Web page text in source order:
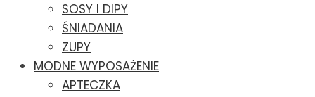
SOSY I DIPY
ŚNIADANIA
ZUPY
MODNE WYPOSAŻENIE
APTECZKA